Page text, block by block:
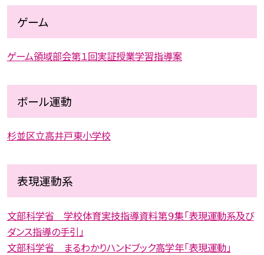
ゲーム
ゲーム領域部会第１回実証授業学習指導案
ボール運動
杉並区立高井戸東小学校
表現運動系
文部科学省 学校体育実技指導資料第９集「表現運動系及び
ダンス指導の手引」
文部科学省 まるわかりハンドブック高学年「表現運動」